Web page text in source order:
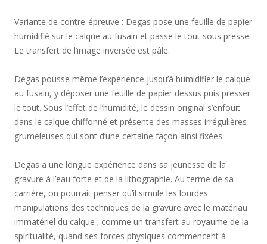
Variante de contre-épreuve : Degas pose une feuille de papier
humidifié sur le calque au fusain et passe le tout sous presse.
Le transfert de l’image inversée est pâle.
Degas pousse même l’expérience jusqu’à humidifier le calque
au fusain, y déposer une feuille de papier dessus puis presser
le tout. Sous l’effet de l’humidité, le dessin original s’enfouit
dans le calque chiffonné et présente des masses irrégulières
grumeleuses qui sont d’une certaine façon ainsi fixées.
Degas a une longue expérience dans sa jeunesse de la
gravure à l’eau forte et de la lithographie. Au terme de sa
carrière, on pourrait penser qu’il simule les lourdes
manipulations des techniques de la gravure avec le matériau
immatériel du calque ; comme un transfert au royaume de la
spiritualité, quand ses forces physiques commencent à